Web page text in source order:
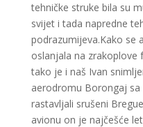
tehničke struke bila su
svijet i tada napredne
podrazumijeva.Kako se
oslanjala na zrakoplove
tako je i naš Ivan
aerodromu Borongaj
rastavljali srušeni
avionu on je najčešće